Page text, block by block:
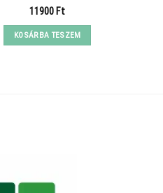
11900 Ft
KOSÁRBA TESZEM